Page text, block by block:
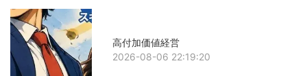
高付加価値経営
2026-08-06 22:19:20